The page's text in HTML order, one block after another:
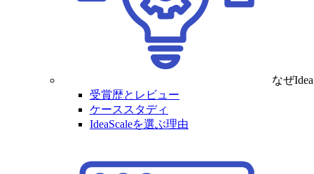
なぜ
受賞歴とレビュー
ケーススタディ
IdeaScaleを選ぶ理由